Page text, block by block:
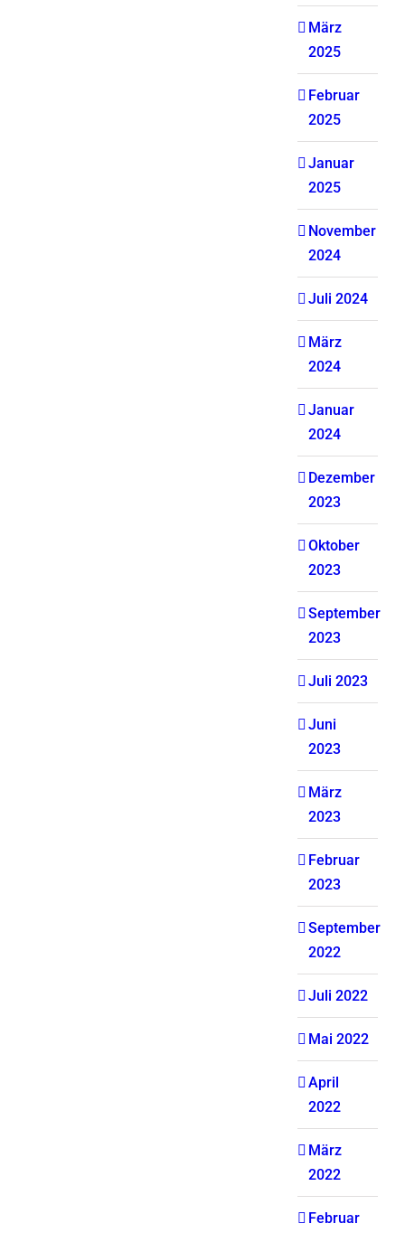
März
2025
Februar
2025
Januar
2025
November
2024
Juli 2024
März
2024
Januar
2024
Dezember
2023
Oktober
2023
September
2023
Juli 2023
Juni
2023
März
2023
Februar
2023
September
2022
Juli 2022
Mai 2022
April
2022
März
2022
Februar